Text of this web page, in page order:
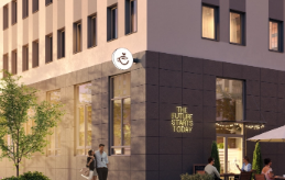
Согласен получать
Отправить
Телефон
Нажимая кнопку «Отправить», вы
персональных данных.